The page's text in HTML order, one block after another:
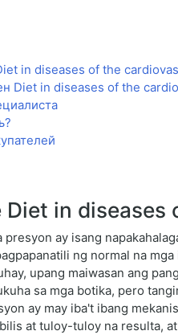
in diseases of the
Diet in diseases of the
Diet in
ay isang
ng normal na
upang maiwasan ang
sa mga botika, pero
ay may iba't ibang
at tuloy-tuloy na resulta,